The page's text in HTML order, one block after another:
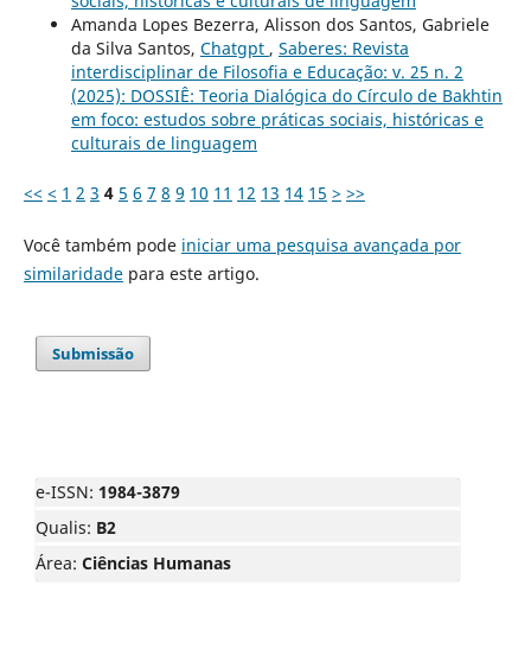
Amanda Lopes Bezerra, Alisson dos Santos, Gabriele
da Silva Santos, Chatgpt , Saberes: Revista
interdisciplinar de Filosofia e Educação: v. 25 n. 2
(2025): DOSSIÊ: Teoria Dialógica do Círculo de Bakhtin
em foco: estudos sobre práticas sociais, históricas e
culturais de linguagem
<< < 1 2 3 4 5 6 7 8 9 10 11 12 13 14 15 > >>
Você também pode iniciar uma pesquisa avançada por
similaridadepara este artigo.
Submissão
e-ISSN: 1984-3879
Qualis: B2
Área: Ciências Humanas